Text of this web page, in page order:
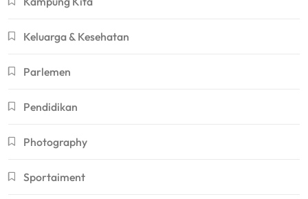
Keluarga & Kesehatan
Parlemen
Pendidikan
Photography
Sportaiment